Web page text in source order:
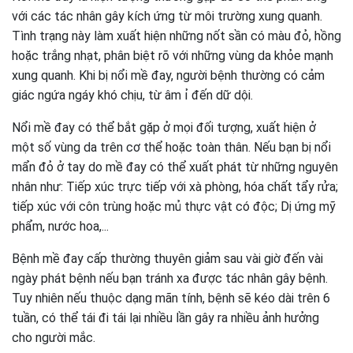
với các tác nhân gây kích ứng từ môi trường xung quanh.
Tình trạng này làm xuất hiện những nốt sần có màu đỏ, hồng
hoặc trắng nhạt, phân biệt rõ với những vùng da khỏe mạnh
xung quanh. Khi bị nổi mề đay, người bệnh thường có cảm
giác ngứa ngáy khó chịu, từ âm ỉ đến dữ dội.
Nổi mề đay có thể bắt gặp ở mọi đối tượng, xuất hiện ở
một số vùng da trên cơ thể hoặc toàn thân. Nếu bạn bị nổi
mẩn đỏ ở tay do mề đay có thể xuất phát từ những nguyên
nhân như: Tiếp xúc trực tiếp với xà phòng, hóa chất tẩy rửa;
tiếp xúc với côn trùng hoặc mủ thực vật có độc; Dị ứng mỹ
phẩm, nước hoa,...
Bệnh mề đay cấp thường thuyên giảm sau vài giờ đến vài
ngày phát bệnh nếu bạn tránh xa được tác nhân gây bệnh.
Tuy nhiên nếu thuộc dạng mãn tính, bệnh sẽ kéo dài trên 6
tuần, có thể tái đi tái lại nhiều lần gây ra nhiều ảnh hưởng
cho người mắc.